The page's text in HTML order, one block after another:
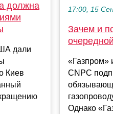
должна
дали
Киев
17:00, 15
Зачем и
«Газпром»
CNPC
Однако